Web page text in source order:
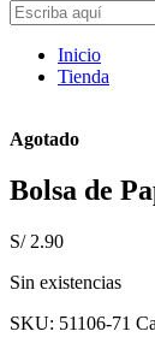
Inicio
Tienda
Agotado
Bolsa de
S/2.90
Sin existencias
SKU: 51106-71